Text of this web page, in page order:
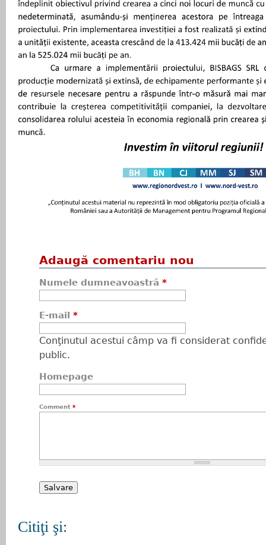
Adaugă comentariu nou
Numele dumneavoastră *
E-mail *
Conţinutul acestui câmp va fi considerat
public.
Homepage
Comment *
Citiţi şi: